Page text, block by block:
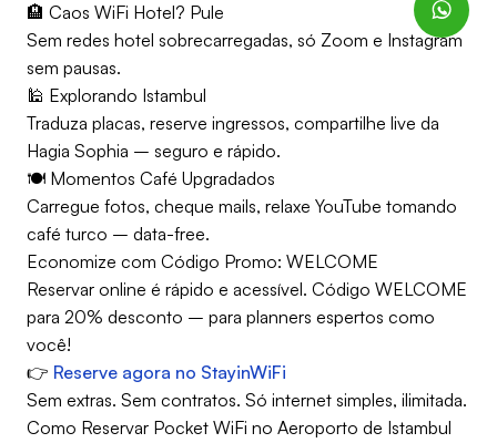
🏨 Caos WiFi Hotel? Pule
Sem redes hotel sobrecarregadas, só Zoom e Instagram
sem pausas.
🕌 Explorando Istambul
Traduza placas, reserve ingressos, compartilhe live da
Hagia Sophia – seguro e rápido.
🍽️ Momentos Café Upgradados
Carregue fotos, cheque mails, relaxe YouTube tomando
café turco – data-free.
Economize com Código Promo: WELCOME
Reservar online é rápido e acessível. Código WELCOME
para 20% desconto – para planners espertos como
você!
👉 Reserve agora no StayinWiFi
Sem extras. Sem contratos. Só internet simples, ilimitada.
Como Reservar Pocket WiFi no Aeroporto de Istambul